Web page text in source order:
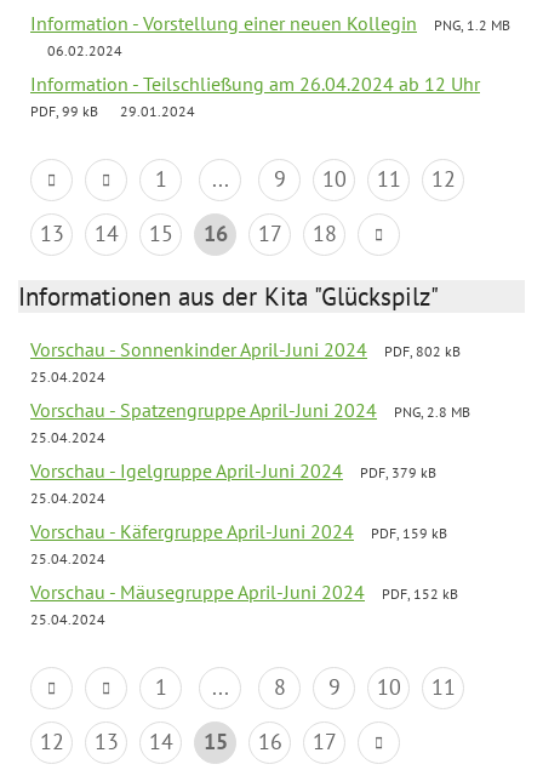
Information - Vorstellung einer neuen Kollegin
PNG, 1.2 MB
06.02.2024
Information - Teilschließung am 26.04.2024 ab 12 Uhr
PDF, 99 kB 29.01.2024
1 ... 9 10 11
12
13
14 15 16 17 18
Informationen aus der Kita "Glückspilz"
Vorschau - Sonnenkinder April-Juni 2024
PDF, 802 kB
25.04.2024
Vorschau - Spatzengruppe April-Juni 2024
PNG, 2.8 MB
25.04.2024
Vorschau - Igelgruppe April-Juni 2024
PDF, 379 kB
25.04.2024
Vorschau - Käfergruppe April-Juni 2024
PDF, 159 kB
25.04.2024
Vorschau - Mäusegruppe April-Juni 2024
PDF, 152 kB
25.04.2024
1 ... 8 9 10
11
12
13 14 15 16 17